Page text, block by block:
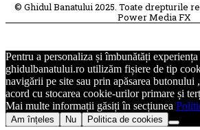
© Ghidul Banatului 2025. Toate drepturile
Power Media FX
Pentru a personaliza și îmbunătăți
ghidulbanatului.ro utilizăm fișiere de tip
navigării pe site sau prin apăsarea butonului
acord cu stocarea cookie-urilor primare și
Mai multe informații găsiți în secțiunea
Am înțeles Nu Politica de cookies